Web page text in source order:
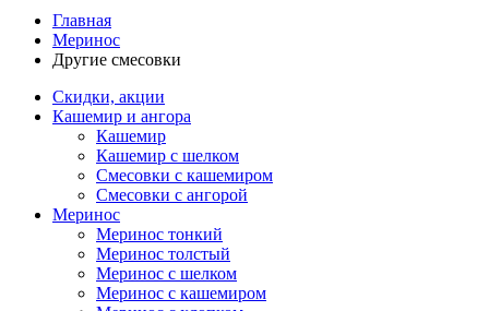
Главная
Меринос
Другие смесовки
Скидки, акции
Кашемир и ангора
Кашемир
Кашемир с шелком
Смесовки с кашемиром
Смесовки с ангорой
Меринос
Меринос тонкий
Меринос толстый
Меринос с шелком
Меринос с кашемиром